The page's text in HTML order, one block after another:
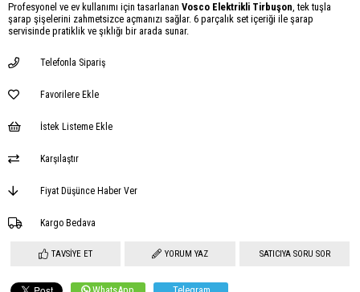
Profesyonel ve ev kullanımı için tasarlanan Vosco Elektrikli Tirbuşon, tek tuşla
şarap şişelerini zahmetsizce açmanızı sağlar. 6 parçalık set içeriği ile şarap
servisinde pratiklik ve şıklığı bir arada sunar.
Telefonla Sipariş
Favorilere Ekle
İstek Listeme Ekle
Karşılaştır
Fiyat Düşünce Haber Ver
Kargo Bedava
TAVSIYE ET YORUM YAZ SATICIYA SORU SOR